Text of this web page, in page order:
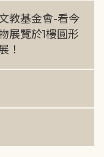
教基金會-看今
覽於1樓圓形
！